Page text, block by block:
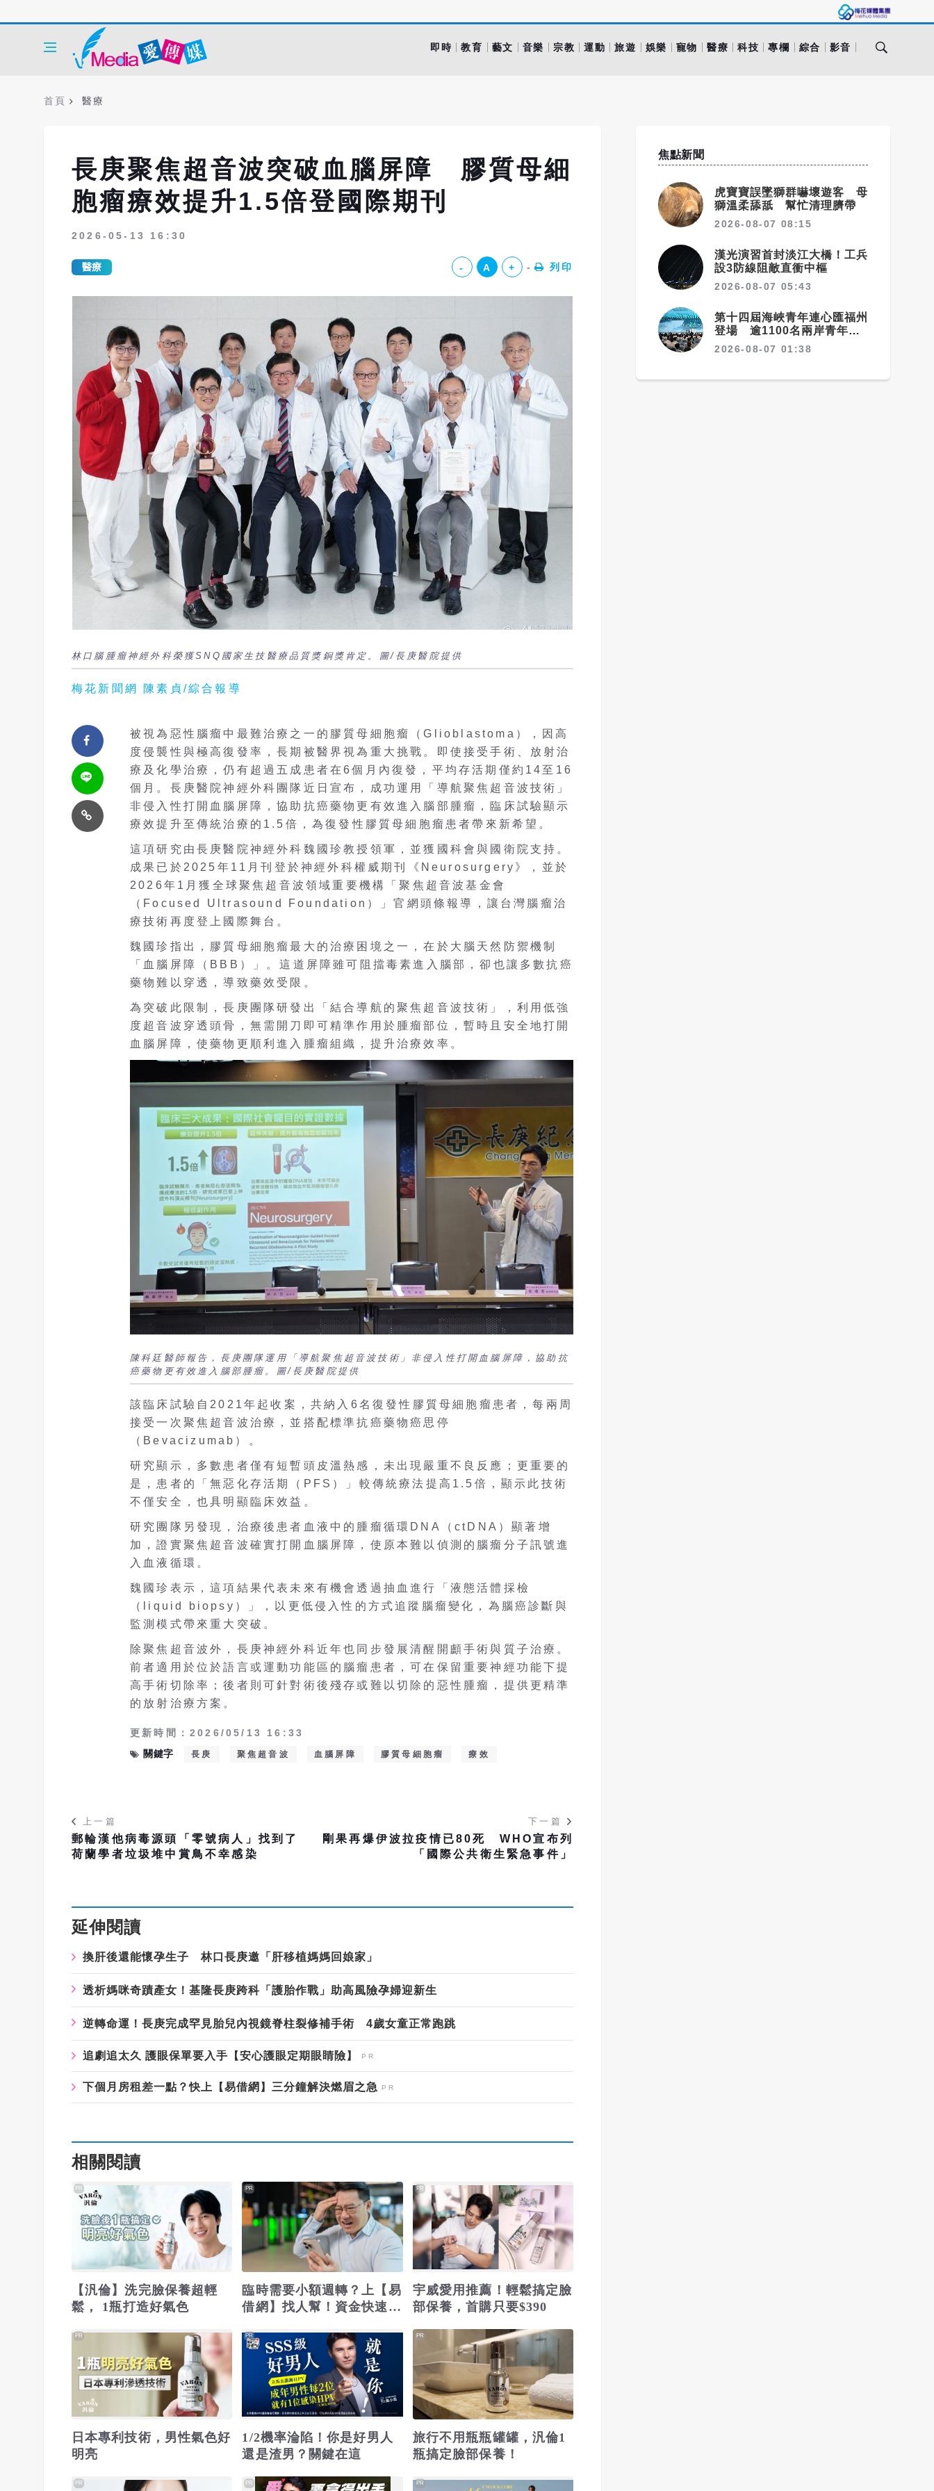
即時 教育 藝文 音樂 宗教 運動 旅遊 娛樂 寵物 醫療 科技 專欄 綜合 影音
首頁 醫療
長庚聚焦超音波突破血腦屏障 膠質母細
胞瘤療效提升1.5倍登國際期刊
2026-05-13 16:30
醫療 - A + 列印
林口腦腫瘤神經外科榮獲SNQ國家生技醫療品質獎銅獎肯定。圖/長庚醫院提供
梅花新聞網 陳素貞/綜合報導
被視為惡性腦瘤中最難治療之一的膠質母細胞瘤（Glioblastoma），因高
度侵襲性與極高復發率，長期被醫界視為重大挑戰。即使接受手術、放射治
療及化學治療，仍有超過五成患者在6個月內復發，平均存活期僅約14至16
個月。長庚醫院神經外科團隊近日宣布，成功運用「導航聚焦超音波技術」
非侵入性打開血腦屏障，協助抗癌藥物更有效進入腦部腫瘤，臨床試驗顯示
療效提升至傳統治療的1.5倍，為復發性膠質母細胞瘤患者帶來新希望。
這項研究由長庚醫院神經外科魏國珍教授領軍，並獲國科會與國衛院支持。
成果已於2025年11月刊登於神經外科權威期刊《Neurosurgery》，並於
2026年1月獲全球聚焦超音波領域重要機構「聚焦超音波基金會
（Focused Ultrasound Foundation）」官網頭條報導，讓台灣腦瘤治
療技術再度登上國際舞台。
魏國珍指出，膠質母細胞瘤最大的治療困境之一，在於大腦天然防禦機制
「血腦屏障（BBB）」。這道屏障雖可阻擋毒素進入腦部，卻也讓多數抗癌
藥物難以穿透，導致藥效受限。
為突破此限制，長庚團隊研發出「結合導航的聚焦超音波技術」，利用低強
度超音波穿透頭骨，無需開刀即可精準作用於腫瘤部位，暫時且安全地打開
血腦屏障，使藥物更順利進入腫瘤組織，提升治療效率。
陳科廷醫師報告，長庚團隊運用「導航聚焦超音波技術」非侵入性打開血腦屏障，協助抗
癌藥物更有效進入腦部腫瘤。圖/長庚醫院提供
該臨床試驗自2021年起收案，共納入6名復發性膠質母細胞瘤患者，每兩周
接受一次聚焦超音波治療，並搭配標準抗癌藥物癌思停
（Bevacizumab）。
研究顯示，多數患者僅有短暫頭皮溫熱感，未出現嚴重不良反應；更重要的
是，患者的「無惡化存活期（PFS）」較傳統療法提高1.5倍，顯示此技術
不僅安全，也具明顯臨床效益。
研究團隊另發現，治療後患者血液中的腫瘤循環DNA（ctDNA）顯著增
加，證實聚焦超音波確實打開血腦屏障，使原本難以偵測的腦瘤分子訊號進
入血液循環。
魏國珍表示，這項結果代表未來有機會透過抽血進行「液態活體採檢
（liquid biopsy）」，以更低侵入性的方式追蹤腦瘤變化，為腦癌診斷與
監測模式帶來重大突破。
除聚焦超音波外，長庚神經外科近年也同步發展清醒開顱手術與質子治療。
前者適用於位於語言或運動功能區的腦瘤患者，可在保留重要神經功能下提
高手術切除率；後者則可針對術後殘存或難以切除的惡性腫瘤，提供更精準
的放射治療方案。
更新時間：2026/05/13 16:33
關鍵字
長庚 聚焦超音波 血腦屏障 膠質母細胞瘤 療效
上一篇
郵輪漢他病毒源頭「零號病人」找到了
荷蘭學者垃圾堆中賞鳥不幸感染
下一篇
剛果再爆伊波拉疫情已80死 WHO宣布列
「國際公共衛生緊急事件」
延伸閱讀
換肝後還能懷孕生子 林口長庚邀「肝移植媽媽回娘家」
透析媽咪奇蹟產女！基隆長庚跨科「護胎作戰」助高風險孕婦迎新生
逆轉命運！長庚完成罕見胎兒內視鏡脊柱裂修補手術 4歲女童正常跑跳
追劇追太久 護眼保單要入手【安心護眼定期眼睛險】
下個月房租差一點？快上【易借網】三分鐘解決燃眉之急
相關閱讀
【汎倫】洗完臉保養超輕
鬆， 1瓶打造好氣色
PR
臨時需要小額週轉？上【易
借網】找人幫！資金快速到
PR
宇威愛用推薦！輕鬆搞定臉
部保養，首購只要$390
PR
日本專利技術，男性氣色好
明亮
PR
1/2機率淪陷！你是好男人
還是渣男？關鍵在這
PR
旅行不用瓶瓶罐罐，汎倫1
瓶搞定臉部保養！
PR
PR PR PR
焦點新聞
虎寶寶誤墜獅群嚇壞遊客 母
獅溫柔舔舐 幫忙清理臍帶
2026-08-07 08:15
漢光演習首封淡江大橋！工兵
設3防線阻敵直衝中樞
2026-08-07 05:43
第十四屆海峽青年連心匯福州
登場 逾1100名兩岸青年參
與交流
2026-08-07 01:38